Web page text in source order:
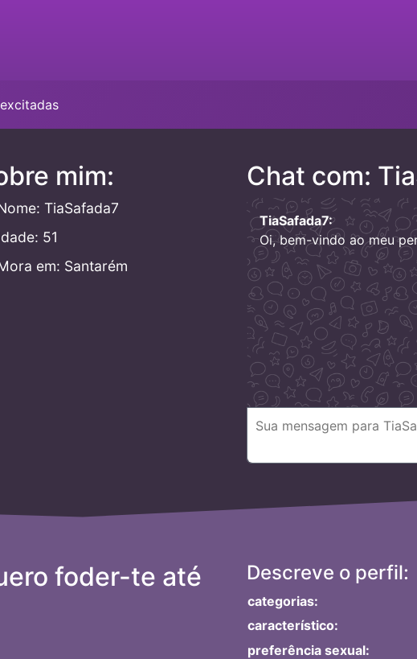
mim:
TiaSafada7
51
em: Santarém
Chat com:
TiaSafada7:
Oi, bem-vindo ao meu
foder-te até
Descreve o perfil:
categorias:
característico:
preferência sexual: